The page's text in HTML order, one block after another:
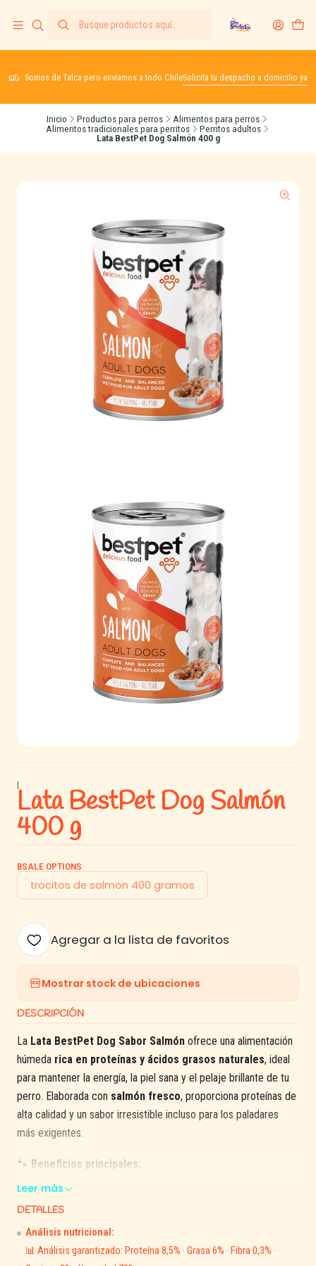
Somos de Talca pero enviamos a todo ChileSolicita tu despacho a domicilio ya
Inicio Productos para perros
Alimentos para perros
Alimentos tradicionales para perritos
Perritos adultos
Lata BestPet Dog Salmón 400 g
|
Lata BestPet Dog Salmón
400 g
BSALE OPTIONS
trocitos de salmon 400 gramos
Agregar a la lista de favoritos
Mostrar stock de ubicaciones
DESCRIPCIÓN
La Lata BestPet Dog Sabor Salmón ofrece una alimentación
húmeda rica en proteínas y ácidos grasos naturales, ideal
para mantener la energía, la piel sana y el pelaje brillante de tu
perro. Elaborada con salmón fresco, proporciona proteínas de
alta calidad y un sabor irresistible incluso para los paladares
más exigentes.
🐾 Beneficios principales:
Con salmón, fuente natural de Omega 3 y 6.
Favorece la piel y el brillo del pelaje.
Textura suave y húmeda, fácil de digerir.
Aporta hidratación y energía diaria.
Leer más
DETALLES
Análisis nutricional:
📊 Análisis garantizado: Proteína 8,5% · Grasa 6% · Fibra 0,3% ·